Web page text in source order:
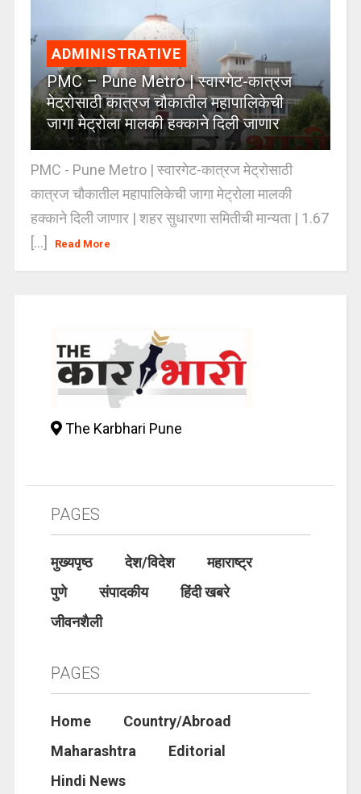
ADMINISTRATIVE
PMC – Pune Metro | स्वारगेट-कात्रज
मेट्रोसाठी कात्रज चौकातील महापालिकेची
जागा मेट्रोला मालकी हक्काने दिली जाणार
PMC - Pune Metro | स्वारगेट-कात्रज मेट्रोसाठी
कात्रज चौकातील महापालिकेची जागा मेट्रोला मालकी
हक्काने दिली जाणार | शहर सुधारणा समितीची मान्यता | 1.67
[...]
Read More
The Karbhari Pune
PAGES
मुख्यपृष्ठ देश/विदेश
महाराष्ट्र
पुणे
संपादकीय
हिंदी खबरे
जीवनशैली
PAGES
Home
Country/Abroad
Maharashtra
Editorial
Hindi News